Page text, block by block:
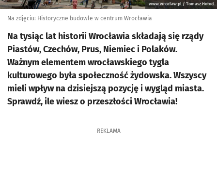
www.wroclaw.pl / Tomasz Hołod
Na zdjęciu: Historyczne budowle w centrum Wrocławia
Na tysiąc lat historii Wrocławia składają się rządy
Piastów, Czechów, Prus, Niemiec i Polaków.
Ważnym elementem wrocławskiego tygla
kulturowego była społeczność żydowska. Wszyscy
mieli wpływ na dzisiejszą pozycję i wygląd miasta.
Sprawdź, ile wiesz o przeszłości Wrocławia!
REKLAMA